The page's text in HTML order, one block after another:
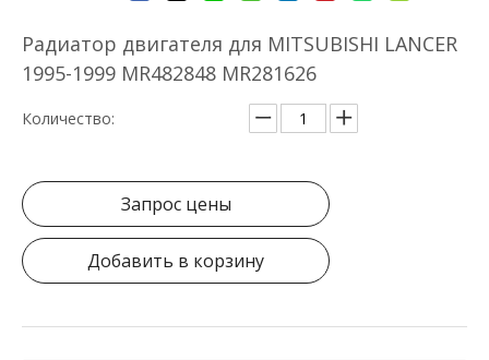
Радиатор двигателя для MITSUBISHI LANCER
1995-1999 MR482848 MR281626
Количество:
Запрос цены
Добавить в корзину